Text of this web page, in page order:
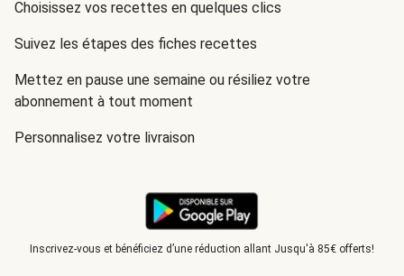
Choisissez vos recettes en quelques clics
Suivez les étapes des fiches recettes
Mettez en pause une semaine ou résiliez votre
abonnement à tout moment
Personnalisez votre livraison
Inscrivez-vous et bénéficiez d’une réduction allant Jusqu'à 85€ offerts!